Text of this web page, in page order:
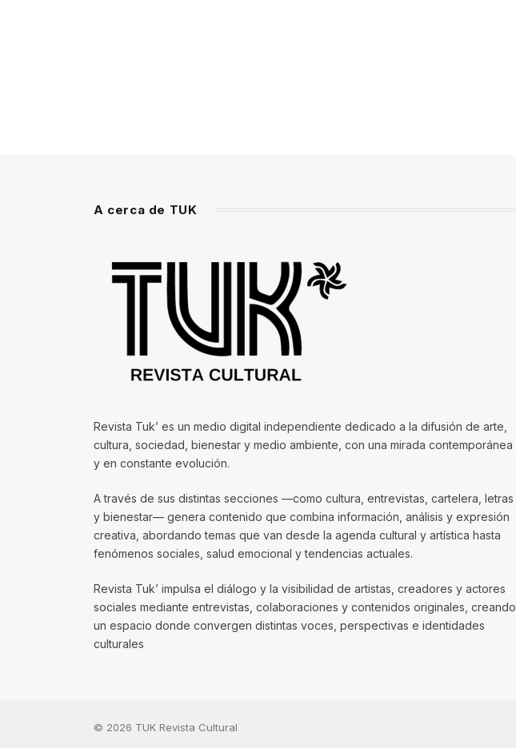
A cerca de TUK
Revista Tuk’ es un medio digital independiente dedicado a la difusión de arte,
cultura, sociedad, bienestar y medio ambiente, con una mirada contemporánea
y en constante evolución.
A través de sus distintas secciones —como cultura, entrevistas, cartelera, letras
y bienestar— genera contenido que combina información, análisis y expresión
creativa, abordando temas que van desde la agenda cultural y artística hasta
fenómenos sociales, salud emocional y tendencias actuales.
Revista Tuk’ impulsa el diálogo y la visibilidad de artistas, creadores y actores
sociales mediante entrevistas, colaboraciones y contenidos originales, creando
un espacio donde convergen distintas voces, perspectivas e identidades
culturales
© 2026 TUK Revista Cultural